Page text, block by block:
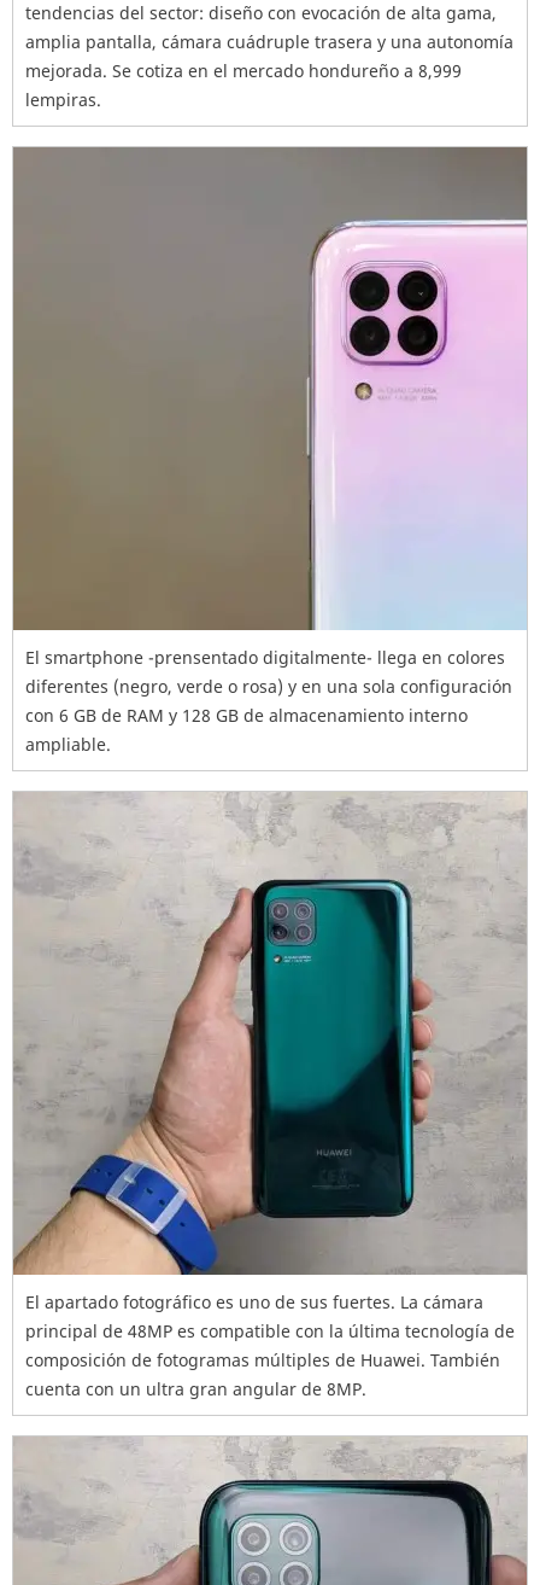
tendencias del sector: diseño con evocación de alta gama,
amplia pantalla, cámara cuádruple trasera y una autonomía
mejorada. Se cotiza en el mercado hondureño a 8,999
lempiras.
El smartphone -prensentado digitalmente- llega en colores
diferentes (negro, verde o rosa) y en una sola configuración
con 6 GB de RAM y 128 GB de almacenamiento interno
ampliable.
El apartado fotográfico es uno de sus fuertes. La cámara
principal de 48MP es compatible con la última tecnología de
composición de fotogramas múltiples de Huawei. También
cuenta con un ultra gran angular de 8MP.